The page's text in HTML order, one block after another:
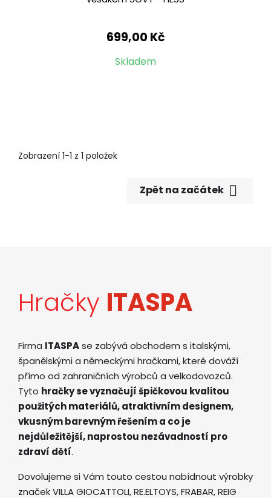
699,00 Kč
Skladem
Zobrazení 1-1 z 1 položek
Zpět na začátek 
Hračky ITASPA
Firma ITASPAse zabývá obchodem s italskými,
španělskými a německými hračkami, které dováží
přímo od zahraničních výrobců a velkodovozců.
Tyto hračky se vyznačují špičkovou kvalitou
použitých materiálů, atraktivním designem,
vkusným barevným řešením a co je
nejdůležitější, naprostou nezávadností pro
zdraví dětí.
Dovolujeme si Vám touto cestou nabídnout výrobky
značek VILLA GIOCATTOLI, RE.ELTOYS, FRABAR, REIG